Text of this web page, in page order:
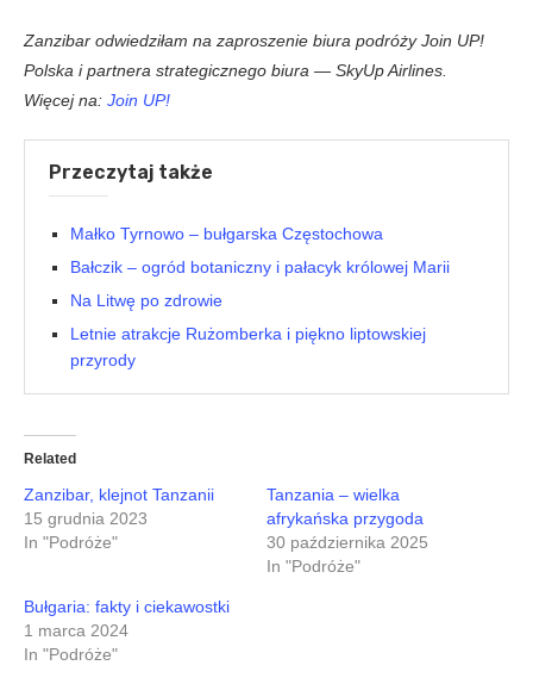
Zanzibar odwiedziłam na zaproszenie biura podróży Join UP!
Polska i partnera strategicznego biura — SkyUp Airlines.
Więcej na: Join UP!
Przeczytaj także
Małko Tyrnowo – bułgarska Częstochowa
Bałczik – ogród botaniczny i pałacyk królowej Marii
Na Litwę po zdrowie
Letnie atrakcje Rużomberka i piękno liptowskiej
przyrody
Related
Zanzibar, klejnot Tanzanii
15 grudnia 2023
In "Podróże"
Tanzania – wielka
afrykańska przygoda
30 października 2025
In "Podróże"
Bułgaria: fakty i ciekawostki
1 marca 2024
In "Podróże"